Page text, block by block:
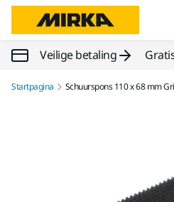
Veilige betaling
Startpagina Schuurspons 110 x 68 mm